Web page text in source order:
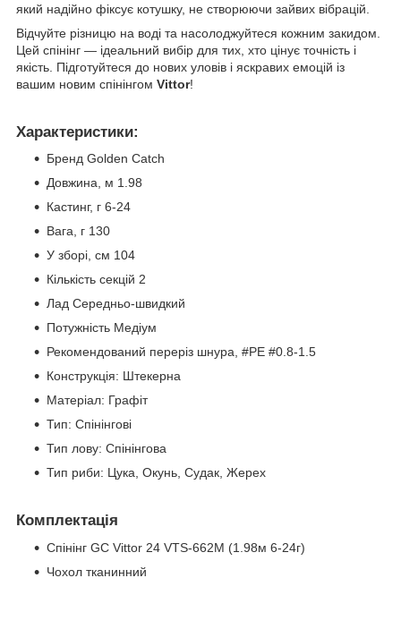
який надійно фіксує котушку, не створюючи зайвих вібрацій.
Відчуйте різницю на воді та насолоджуйтеся кожним закидом.
Цей спінінг — ідеальний вибір для тих, хто цінує точність і
якість. Підготуйтеся до нових уловів і яскравих емоцій із
вашим новим спінінгом Vittor!
Характеристики:
Бренд Golden Catch
Довжина, м 1.98
Кастинг, г 6-24
Вага, г 130
У зборі, см 104
Кількість секцій 2
Лад Середньо-швидкий
Потужність Медіум
Рекомендований переріз шнура, #PE #0.8-1.5
Конструкція: Штекерна
Матеріал: Графіт
Тип: Спінінгові
Тип лову: Спінінгова
Тип риби: Цука, Окунь, Судак, Жерех
Комплектація
Спінінг GC Vittor 24 VTS-662M (1.98м 6-24г)
Чохол тканинний